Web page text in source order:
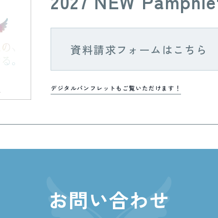
資料請求フォームはこちら
デジタルパンフレットもご覧いただけます！
お問い合わせ